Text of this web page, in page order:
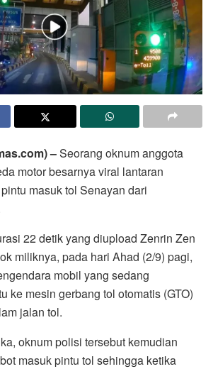
–Seorang oknum anggota
motor besarnya viral lantaran
masuk tol Senayan dari
22 detik yang diupload Zenrin Zen
miliknya, pada hari Ahad (2/9) pagi,
mobil yang sedang
ke mesin gerbang tol otomatis (GTO)
jalan tol.
oknum polisi tersebut kemudian
masuk pintu tol sehingga ketika